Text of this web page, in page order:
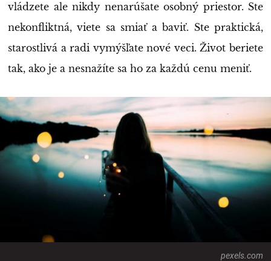
vládzete ale nikdy nenarúšate osobný priestor. Ste
nekonfliktná, viete sa smiať a baviť. Ste praktická,
starostlivá a radi vymýšľate nové veci. Život beriete
tak, ako je a nesnažíte sa ho za každú cenu meniť.
pexels.com